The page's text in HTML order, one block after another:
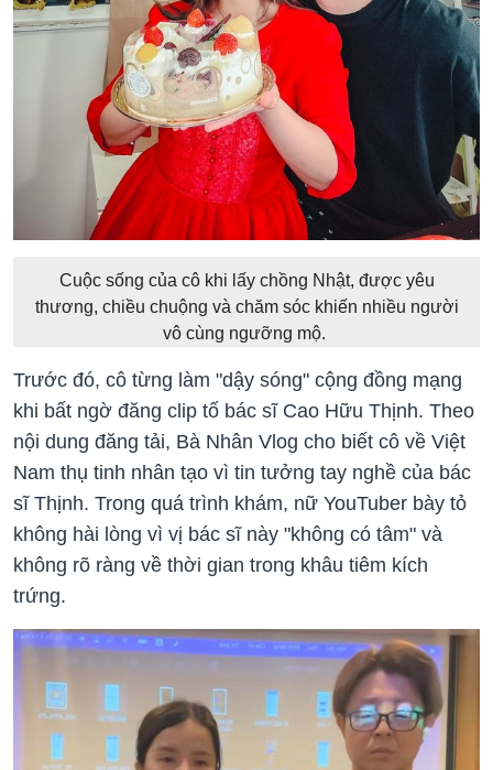
Cuộc sống của cô khi lấy chồng Nhật, được yêu
thương, chiều chuộng và chăm sóc khiến nhiều người
vô cùng ngưỡng mộ.
Trước đó, cô từng làm "dậy sóng" cộng đồng mạng
khi bất ngờ đăng clip tố bác sĩ Cao Hữu Thịnh. Theo
nội dung đăng tải, Bà Nhân Vlog cho biết cô về Việt
Nam thụ tinh nhân tạo vì tin tưởng tay nghề của bác
sĩ Thịnh. Trong quá trình khám, nữ YouTuber bày tỏ
không hài lòng vì vị bác sĩ này "không có tâm" và
không rõ ràng về thời gian trong khâu tiêm kích
trứng.